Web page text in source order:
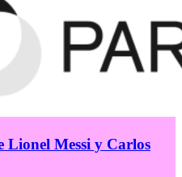
Lionel Messi y Carlos